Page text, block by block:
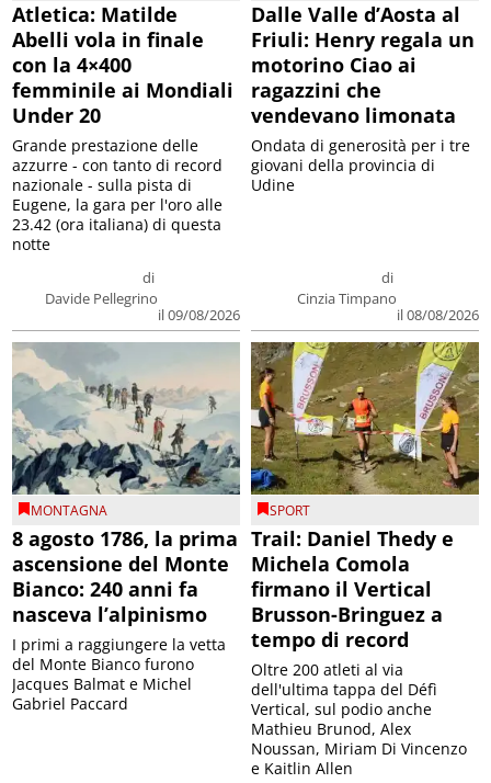
Atletica: Matilde
Abelli vola in finale
con la 4×400
femminile ai Mondiali
Under 20
di
Davide Pellegrino
il 09/08/2026
Grande prestazione delle
azzurre - con tanto di record
nazionale - sulla pista di
Eugene, la gara per l'oro alle
23.42 (ora italiana) di questa
notte
Dalle Valle d’Aosta al
Friuli: Henry regala un
motorino Ciao ai
ragazzini che
vendevano limonata
di
Cinzia Timpano
il 08/08/2026
Ondata di generosità per i tre
giovani della provincia di
Udine
MONTAGNA
8 agosto 1786, la prima
ascensione del Monte
Bianco: 240 anni fa
nasceva l’alpinismo
I primi a raggiungere la vetta
del Monte Bianco furono
Jacques Balmat e Michel
Gabriel Paccard
SPORT
Trail: Daniel Thedy e
Michela Comola
firmano il Vertical
Brusson-Bringuez a
tempo di record
Oltre 200 atleti al via
dell'ultima tappa del Défì
Vertical, sul podio anche
Mathieu Brunod, Alex
Noussan, Miriam Di Vincenzo
e Kaitlin Allen